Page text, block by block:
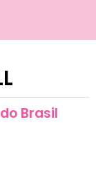
Brasil